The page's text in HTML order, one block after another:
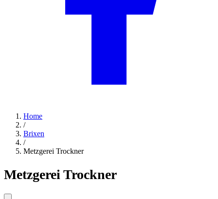
Home
/
Brixen
/
Metzgerei Trockner
Metzgerei Trockner